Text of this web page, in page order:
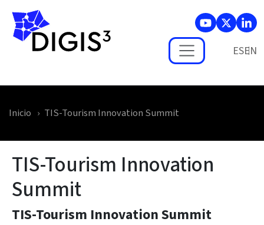
Skip to main content
ES
Inicio TIS-Tourism Innovation Summit
TIS-Tourism Innovation
Summit
TIS-Tourism Innovation Summit